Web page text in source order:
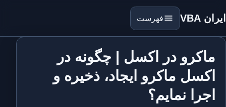
ایران VBA فهرست
ماکرو در اکسل | چگونه در
اکسل ماکرو ایجاد، ذخیره و
اجرا نمایم؟